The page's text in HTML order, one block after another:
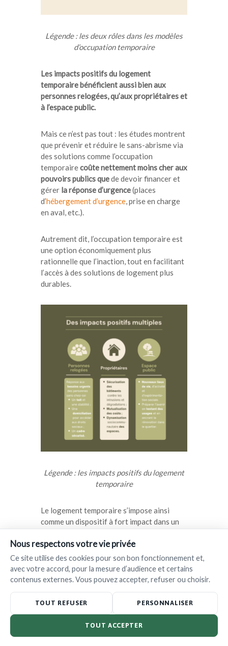
Légende : les deux rôles dans les modèles
d’occupation temporaire
Les impacts positifs du logement
temporaire bénéficient aussi bien aux
personnes relogées, qu’aux propriétaires et
à l’espace public.
Mais ce n’est pas tout : les études montrent
que prévenir et réduire le sans-abrisme via
des solutions comme l’occupation
temporairecoûte nettement moins cher aux
pouvoirs publics quede devoir financer et
gérer la réponse d’urgence(places
d’hébergement d’urgence , prise en charge
en aval, etc.).
Autrement dit, l’occupation temporaire est
une option économiquement plus
rationnelle que l’inaction, tout en facilitant
l’accès à des solutions de logement plus
durables.
Légende : les impacts positifs du logement
temporaire
Le logement temporaire s’impose ainsi
comme un dispositif à fort impact dans un
pourquoi nous appelons à la mise en place
d’un contrat-cadre régional pour les
occupations temporairesintégrant les
éléments suivants :
financement structurel et pluriannuel
couvrant tous les frais des associations
portant des projets d’occupation
temporaire à visée sociale (personnel,
Nous respectons votre vie privée
Ce site utilise des cookies pour son bon fonctionnement et,
avec votre accord, pour la mesure d’audience et certains
contenus externes. Vous pouvez accepter, refuser ou choisir.
TOUT REFUSER PERSONNALISER
TOUT ACCEPTER